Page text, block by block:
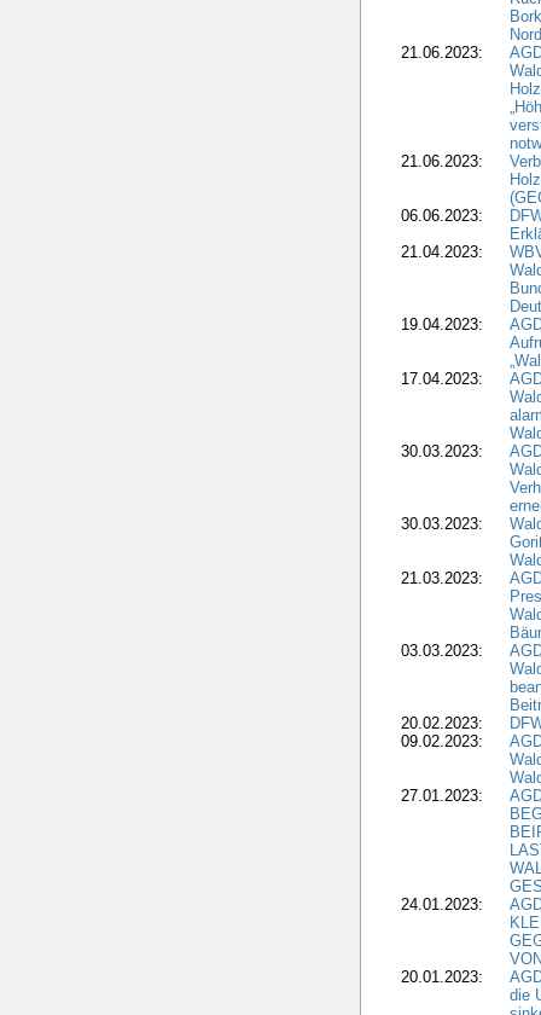
21.06.2023:
21.06.2023:
06.06.2023:
21.04.2023:
19.04.2023:
17.04.2023:
30.03.2023:
30.03.2023:
21.03.2023:
03.03.2023:
20.02.2023:
09.02.2023:
27.01.2023:
24.01.2023:
20.01.2023:
die